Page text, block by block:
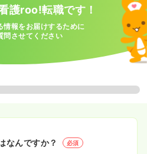
護roo!転職です！
情報をお届けするために
問させてください
なんですか？ 必須